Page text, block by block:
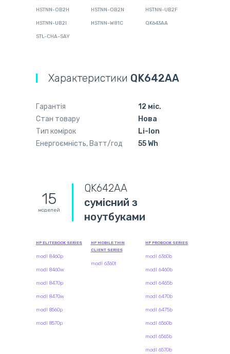
HSTNN-OB2H HSTNN-OB2N HSTNN-UB2F
HSTNN-UB2I HSTNN-W81C QK643AA
STL-CHA-SAY
Характеристики QK642AA
Гарантія
12 міс.
Стан товару
Нова
Тип комірок
Li-Ion
Енергоємність, Ватт/год
55 Wh
15
моделей
QK642AA
сумісний з
ноутбуками
HP ELITEBOOK SERIES
modl 8460p
modl 8460w
modl 8470p
modl 8470w
modl 8560p
modl 8570p
HP MOBILE THIN
CLIENT SERIES
modl 6360t
HP PROBOOK SERIES
modl 6360b
modl 6460b
modl 6465b
modl 6470b
modl 6475b
modl 6560b
modl 6565b
modl 6570b